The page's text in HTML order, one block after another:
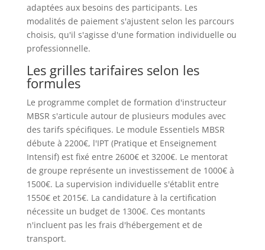
adaptées aux besoins des participants. Les
modalités de paiement s'ajustent selon les parcours
choisis, qu'il s'agisse d'une formation individuelle ou
professionnelle.
Les grilles tarifaires selon les
formules
Le programme complet de formation d'instructeur
MBSR s'articule autour de plusieurs modules avec
des tarifs spécifiques. Le module Essentiels MBSR
débute à 2200€, l'IPT (Pratique et Enseignement
Intensif) est fixé entre 2600€ et 3200€. Le mentorat
de groupe représente un investissement de 1000€ à
1500€. La supervision individuelle s'établit entre
1550€ et 2015€. La candidature à la certification
nécessite un budget de 1300€. Ces montants
n'incluent pas les frais d'hébergement et de
transport.